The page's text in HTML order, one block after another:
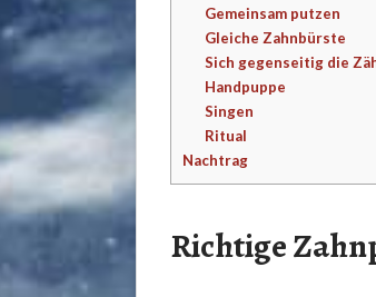
Gemeinsam putzen
Gleiche Zahnbürste
Sich gegenseitig die
Handpuppe
Singen
Ritual
Nachtrag
Richtige